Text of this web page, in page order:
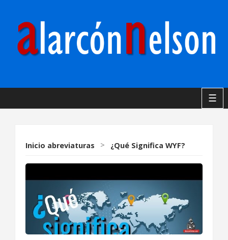
☰
Inicio abreviaturas > ¿Qué Significa WYF?